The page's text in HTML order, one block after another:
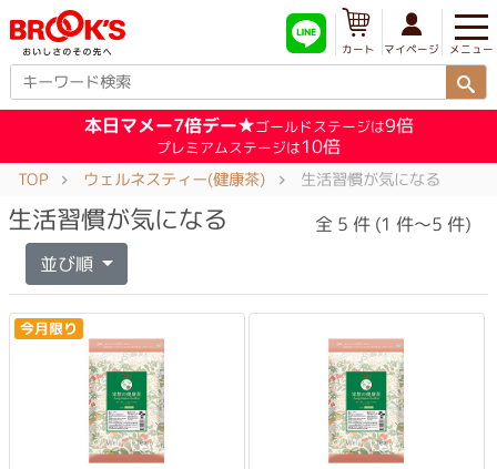
メニュー
マイページ
カート
本日マメー7倍デー★ゴールドステージは9倍
プレミアムステージは10倍
TOP ウェルネスティー(健康茶) 生活習慣が気になる
生活習慣が気になる 全 5 件 (1 件～5 件)
並び順
今月限り